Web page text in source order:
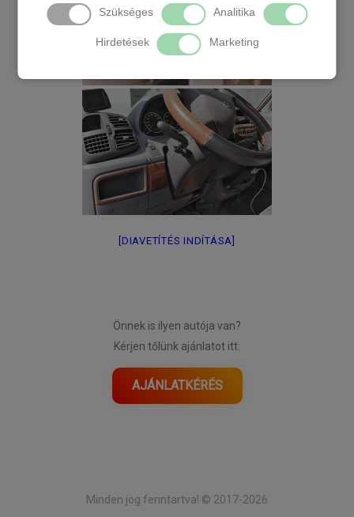
Szükséges Analitika
Hirdetések Marketing
[DIAVETÍTÉS INDÍTÁSA]
Önnek is ilyen autója van?
Kérjen tőlünk ajánlatot itt:
AJÁNLATKÉRÉS
Minden jog fenntartva! © 2017-2026